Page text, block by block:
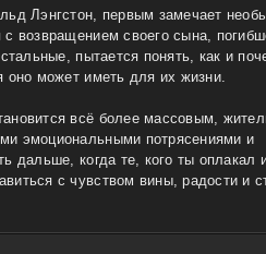
Лэнгстон, первым замечает
возвращением своего сына,
пытается понять, как и
оно может иметь для их жизни.
всё более массовым,
эмоциональными потрясениями и
дальше, когда те, кого ты оплакал
с чувством вины, радости и